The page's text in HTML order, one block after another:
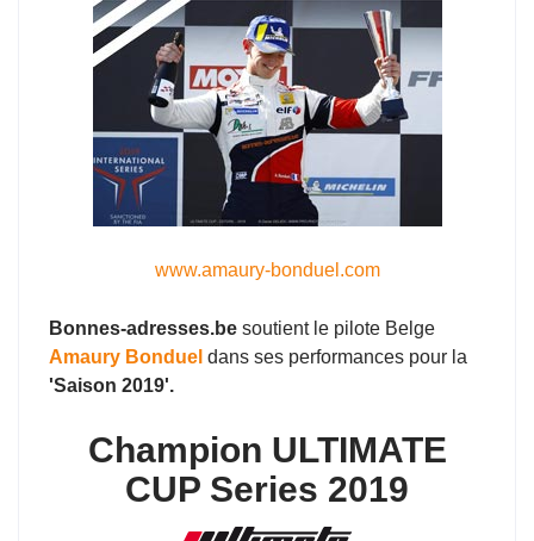
www.amaury-bonduel.com
Bonnes-adresses.be soutient le pilote Belge
Amaury Bonduel dans ses performances pour la
'Saison 2019'.
Champion ULTIMATE
CUP Series 2019